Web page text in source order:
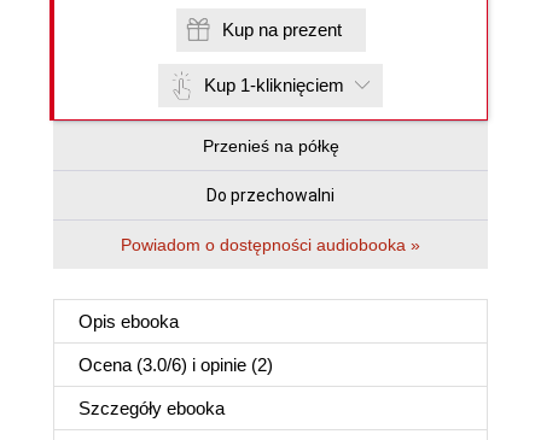
Kup na prezent
Kup 1-kliknięciem
Przenieś na półkę
Do przechowalni
Powiadom o dostępności audiobooka »
Opis ebooka
Ocena (3.0/6) i opinie (2)
Szczegóły ebooka